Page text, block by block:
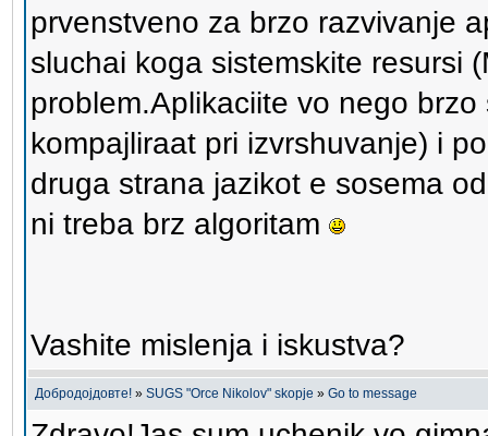
prvenstveno za brzo razvivanje
sluchai koga sistemskite resursi
problem.Aplikaciite vo nego
kompajliraat pri izvrshuvanje) i
druga strana jazikot e sosema
ni treba brz algoritam
Vashite mislenja i iskustva?
Добродојдовте! » SUGS "Orce Nikolov" skopje » Go to message